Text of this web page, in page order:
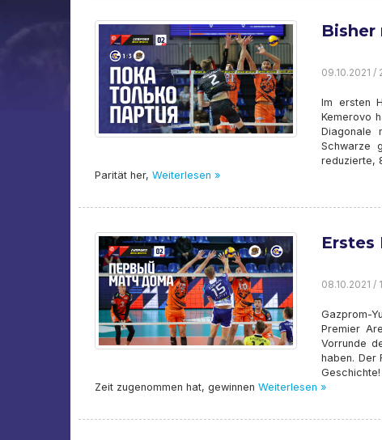
Bisher
09.10.2021 /
Im ersten
Kemerovo
Diagonale
Schwarze
reduzierte,
Parität her, Weiterlesen »
Erstes
08.10.2021 /
Gazprom-
Premier
Vorrunde
haben. Der
Zeit zugenommen hat, gewinnen Weiterlesen »